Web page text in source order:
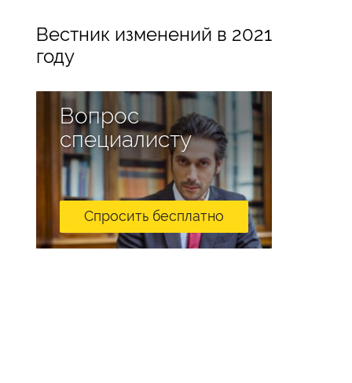
Вестник изменений в 2021
году
Вопрос
специалисту
Спросить бесплатно